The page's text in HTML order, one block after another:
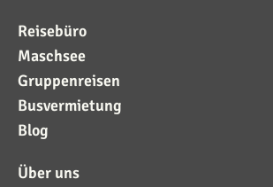
Reisebüro
Maschsee
Gruppenreisen
Busvermietung
Blog
Über uns